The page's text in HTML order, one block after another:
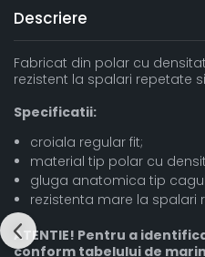
Descriere
Fabricat din polar cu
rezistent la spalari repetate
Specificatii:
croiala regular fit;
material tip polar cu
gluga anatomica tip
rezistenta mare la spalari
ATENTIE! Pentru a
conform tabelului de